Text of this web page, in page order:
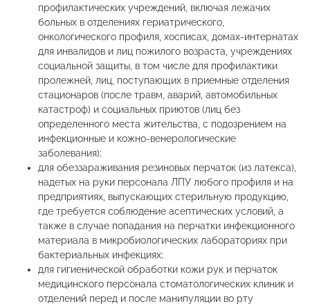
профилактических учреждений, включая лежачих
больных в отделениях гериатрического,
онкологического профиля, хосписах, домах-интернатах
для инвалидов и лиц пожилого возраста, учреждениях
социальной защиты, в том числе для профилактики
пролежней, лиц, поступающих в приемные отделения
стационаров (после травм, аварий, автомобильных
катастроф) и социальных приютов (лиц без
определенного места жительства, с подозрением на
инфекционные и кожно-венерологические
заболевания);
для обеззараживания резиновых перчаток (из латекса),
надетых на руки персонала ЛПУ любого профиля и на
предприятиях, выпускающих стерильную продукцию,
где требуется соблюдение асептических условий, а
также в случае попадания на перчатки инфекционного
материала в микробиологических лабораториях при
бактериальных инфекциях;
для гигиенической обработки кожи рук и перчаток
медицинского персонала стоматологических клиник и
отделений перед и после манипуляции во рту